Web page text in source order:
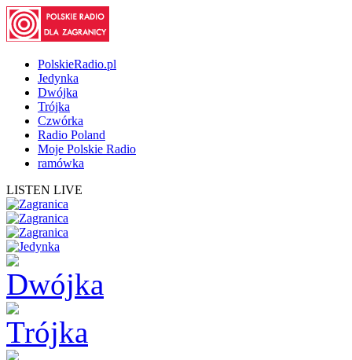
PolskieRadio.pl
Jedynka
Dwójka
Trójka
Czwórka
Radio Poland
Moje Polskie Radio
ramówka
LISTEN LIVE